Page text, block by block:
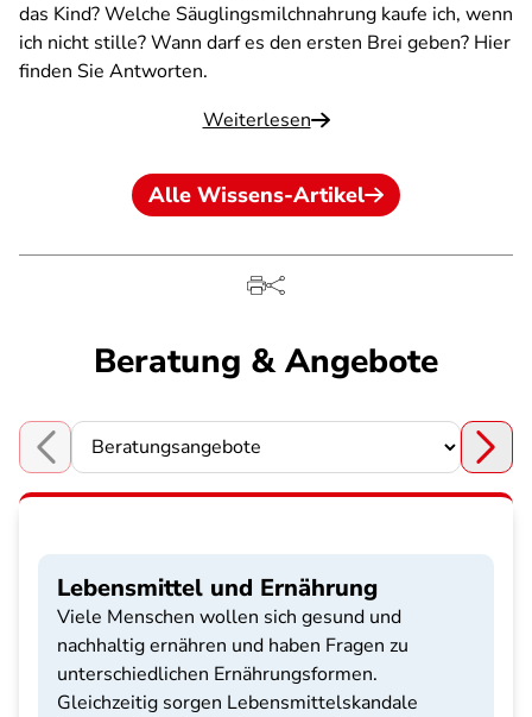
das Kind? Welche Säuglingsmilchnahrung kaufe ich, wenn
ich nicht stille? Wann darf es den ersten Brei geben? Hier
finden Sie Antworten.
Weiterlesen
Alle Wissens-Artikel
Beratung & Angebote
Choose a section
Lebensmittel und Ernährung
Viele Menschen wollen sich gesund und
nachhaltig ernähren und haben Fragen zu
unterschiedlichen Ernährungsformen.
Gleichzeitig sorgen Lebensmittelskandale